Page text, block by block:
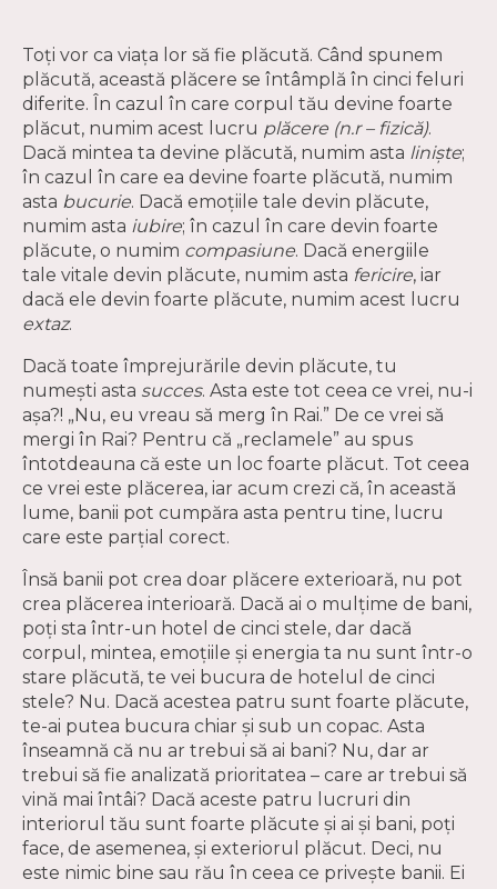
Toți vor ca viața lor să fie plăcută. Când spunem
plăcută, această plăcere se întâmplă în cinci feluri
diferite. În cazul în care corpul tău devine foarte
plăcut, numim acest lucru plăcere (n.r – fizică).
Dacă mintea ta devine plăcută, numim asta liniște;
în cazul în care ea devine foarte plăcută, numim
asta bucurie. Dacă emoțiile tale devin plăcute,
numim asta iubire; în cazul în care devin foarte
plăcute, o numim compasiune. Dacă energiile
tale vitale devin plăcute, numim asta fericire, iar
dacă ele devin foarte plăcute, numim acest lucru
extaz.
Dacă toate împrejurările devin plăcute, tu
numești asta succes. Asta este tot ceea ce vrei, nu-i
așa?! „Nu, eu vreau să merg în Rai.” De ce vrei să
mergi în Rai? Pentru că „reclamele” au spus
întotdeauna că este un loc foarte plăcut. Tot ceea
ce vrei este plăcerea, iar acum crezi că, în această
lume, banii pot cumpăra asta pentru tine, lucru
care este parțial corect.
Însă banii pot crea doar plăcere exterioară, nu pot
crea plăcerea interioară. Dacă ai o mulțime de bani,
poți sta într-un hotel de cinci stele, dar dacă
corpul, mintea, emoțiile și energia ta nu sunt într-o
stare plăcută, te vei bucura de hotelul de cinci
stele? Nu. Dacă acestea patru sunt foarte plăcute,
te-ai putea bucura chiar și sub un copac. Asta
înseamnă că nu ar trebui să ai bani? Nu, dar ar
trebui să fie analizată prioritatea – care ar trebui să
vină mai întâi? Dacă aceste patru lucruri din
interiorul tău sunt foarte plăcute și ai și bani, poți
face, de asemenea, și exteriorul plăcut. Deci, nu
este nimic bine sau rău în ceea ce privește banii. Ei